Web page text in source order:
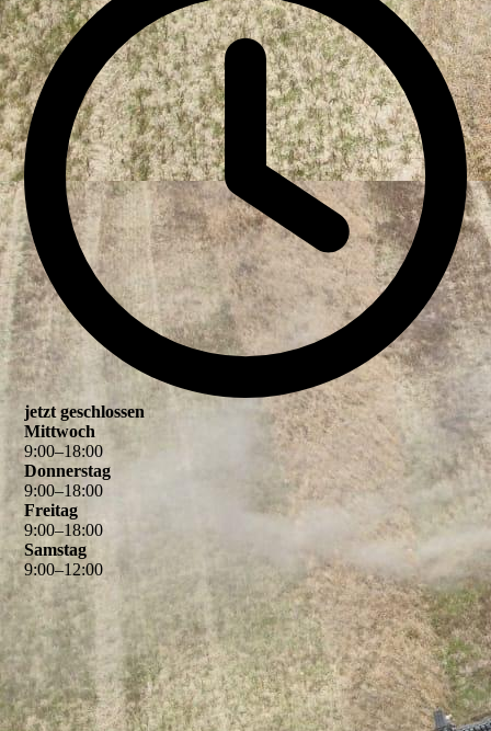
jetzt geschlossen
Mittwoch
9:00–18:00
Donnerstag
9:00–18:00
Freitag
9:00–18:00
Samstag
9:00–12:00